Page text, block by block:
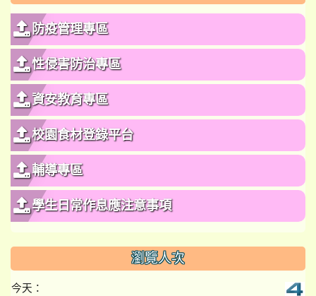
防疫管理專區
性侵害防治專區
資安教育專區
校園食材登錄平台
輔導專區
學生日常作息應注意事項
瀏覽人次
今天：